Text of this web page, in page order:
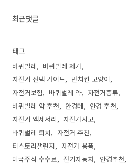
최근댓글
태그
바퀴벌레
바퀴벌레 제거
자전거 선택 가이드
먼치킨 고양이
자전거보험
바퀴벌레 약
자전거종류
바퀴벌레 약 추천
안경테
안경 추천
자전거 액세서리
자전거사고
바퀴벌레 퇴치
자전거 추천
티스토리챌린지
자전거 용품
미국주식 수수료
전기자동차
안경추천